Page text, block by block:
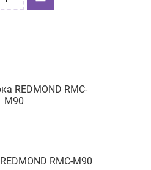
RMC-M90